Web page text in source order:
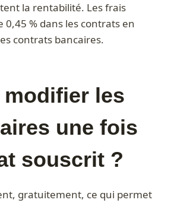
la rentabilité. Les frais
% dans les contrats en
contrats bancaires.
modifier les
une fois
souscrit ?
gratuitement, ce qui permet